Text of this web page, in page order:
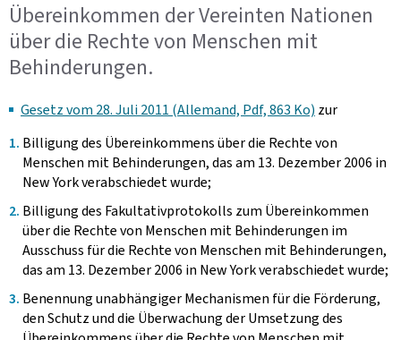
Übereinkommen der Vereinten Nationen
über die Rechte von Menschen mit
Behinderungen.
Gesetz vom 28. Juli 2011 (Allemand, Pdf, 863 Ko) zur
Billigung des Übereinkommens über die Rechte von
Menschen mit Behinderungen, das am 13. Dezember 2006 in
New York verabschiedet wurde;
Billigung des Fakultativprotokolls zum Übereinkommen
über die Rechte von Menschen mit Behinderungen im
Ausschuss für die Rechte von Menschen mit Behinderungen,
das am 13. Dezember 2006 in New York verabschiedet wurde;
Benennung unabhängiger Mechanismen für die Förderung,
den Schutz und die Überwachung der Umsetzung des